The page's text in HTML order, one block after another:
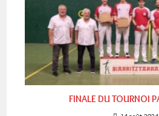
FINALE DU TOURNOI